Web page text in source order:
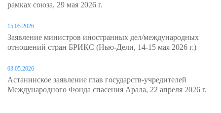
рамках союза, 29 мая 2026 г.
15.05.2026
Заявление министров иностранных дел/международных
отношений стран БРИКС (Нью-Дели, 14-15 мая 2026 г.)
03.05.2026
Астанинское заявление глав государств-учредителей
Международного Фонда спасения Арала, 22 апреля 2026 г.